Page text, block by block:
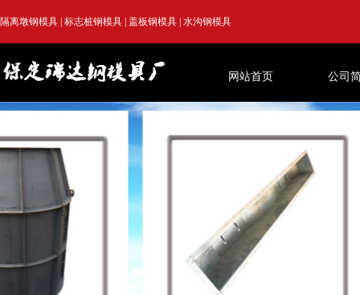
隔离墩钢模具 标志桩钢模具 盖板钢模具 水沟钢模具
网站首页 公司